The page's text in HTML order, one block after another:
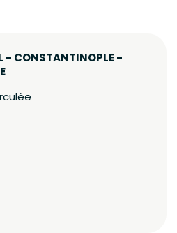
- CONSTANTINOPLE -